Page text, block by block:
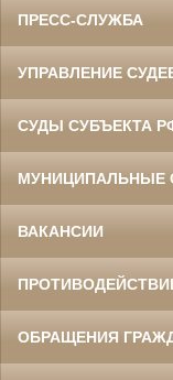
ПРЕСС-СЛУЖБА
УПРАВЛЕНИЕ
СУДЫ СУБЪЕКТА
МУНИЦИПАЛЬНЫЕ
ВАКАНСИИ
ОБРАЩЕНИЯ